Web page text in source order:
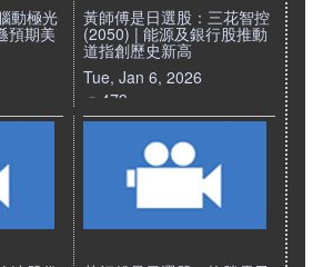
動極光
預期美
黃師傅是日選股：三花智控
(2050) | 能源及銀行股推動
道指創歷史新高
Tue, Jan 6, 2026
479